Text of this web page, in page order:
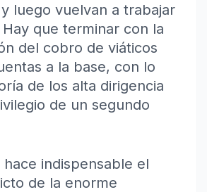
luego vuelvan a trabajar
que terminar con la
del cobro de viáticos
a la base, con lo
de los alta dirigencia
de un segundo
hace indispensable el
de la enorme